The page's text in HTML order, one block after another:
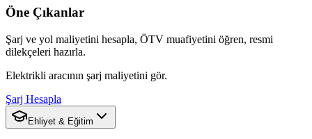
Öne Çıkanlar
Şarj ve yol maliyetini hesapla, ÖTV muafiyetini öğren, resmi
dilekçeleri hazırla.
Elektrikli aracının şarj maliyetini gör.
Şarj Hesapla
Ehliyet & Eğitim